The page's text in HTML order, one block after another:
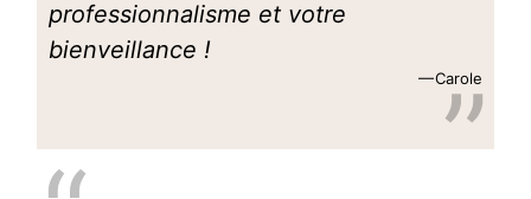
professionnalisme et votre
bienveillance !
Carole